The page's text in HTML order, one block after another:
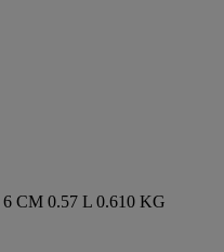
6 CM 0.57 L 0.610 KG